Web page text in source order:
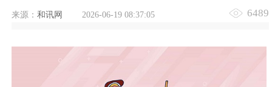
来源： 和讯网 2026-06-19 08:37:05 6489